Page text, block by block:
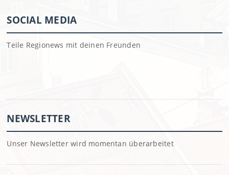
SOCIAL MEDIA
Teile Regionews mit deinen Freunden
NEWSLETTER
Unser Newsletter wird momentan überarbeitet